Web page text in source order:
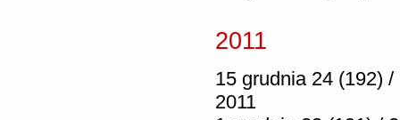
2011
15 grudnia 24 (192) /
2011